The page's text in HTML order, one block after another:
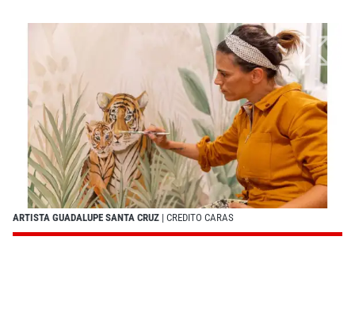
ARTISTA GUADALUPE SANTA CRUZ | CREDITO CARAS